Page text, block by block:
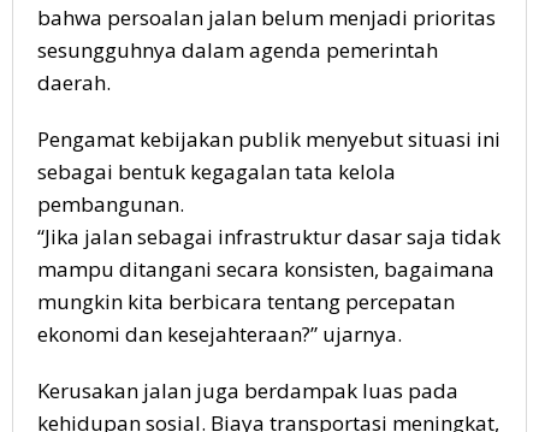
bahwa persoalan jalan belum menjadi prioritas
sesungguhnya dalam agenda pemerintah
daerah.
Pengamat kebijakan publik menyebut situasi ini
sebagai bentuk kegagalan tata kelola
pembangunan.
“Jika jalan sebagai infrastruktur dasar saja tidak
mampu ditangani secara konsisten, bagaimana
mungkin kita berbicara tentang percepatan
ekonomi dan kesejahteraan?” ujarnya.
Kerusakan jalan juga berdampak luas pada
kehidupan sosial. Biaya transportasi meningkat,